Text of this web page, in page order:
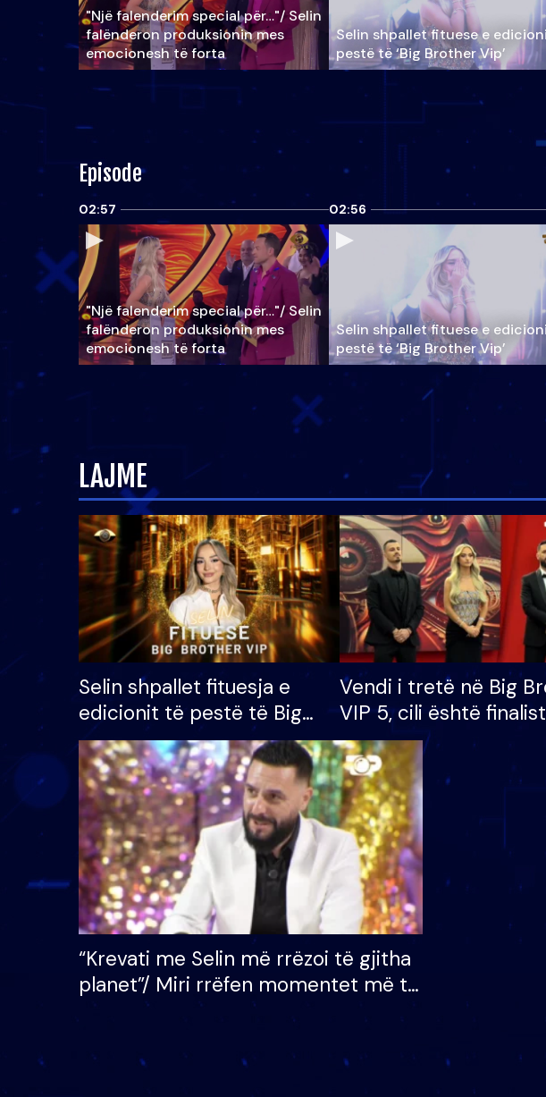
"Një falenderim special për…"/ Selin
falënderon produksionin mes
emocionesh të forta
Selin shpallet fituese e
pestë të ‘Big Brother Vip’
Episode
02:57
"Një falenderim special për…"/ Selin
falënderon produksionin mes
emocionesh të forta
02:56
Selin shpallet fituese e
pestë të ‘Big Brother Vip’
LAJME
Selin shpallet fituesja e
edicionit të pestë të Big
Brother VIP, rrëmben
çmimin e madh prej 100
mijë eurosh
Vendi i tretë në Big
VIP 5, cili është
radhës që lë shtëpinë
“Krevati me Selin më rrëzoi të gjitha
planet”/ Miri rrëfen momentet më të
bukura në shtëpinë e BB VIP: Do më